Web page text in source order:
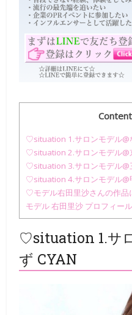
♡situation 1.サロンモデル@
♡situation 2.サロンモデル@
♡situation 3.サロンモデル@
♡situation 4.サロンモデル
♡モデル右田里沙さんの作品
モデル 右田里沙 プロフィール
♡situation 1.サ
ず CYAN